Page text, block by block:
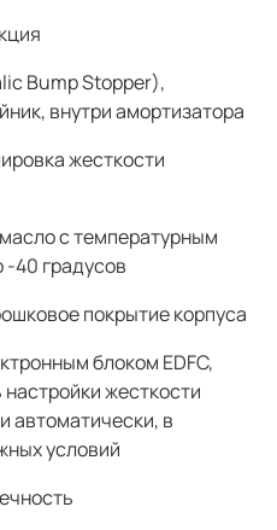
Bump Stopper),
внутри амортизатора
жесткости
с температурным
40 градусов
покрытие корпуса
блоком EDFC,
жесткости
автоматически, в
условий